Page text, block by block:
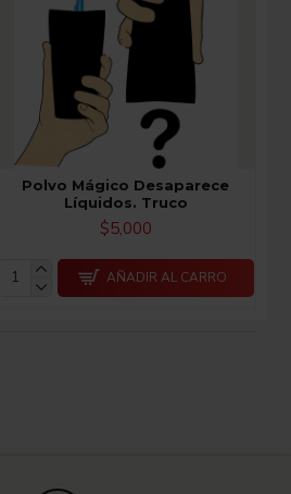
Polvo Mágico Desaparece
Líquidos. Truco
$5,000
AÑADIR AL CARRO